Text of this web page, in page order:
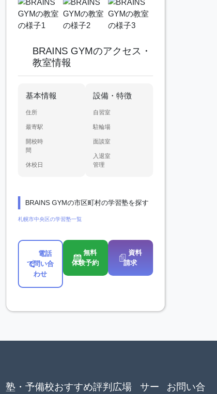
BRAINS GYMのアクセス・
教室情報
基本情報
住所
最寄駅
開校時
間
休校日
設備・特徴
自習室
駐輪場
面談室
入退室
管理
BRAINS GYMの市区町村の学習塾を探す
札幌市中央区の学習塾一覧
電話
で問い合
わせ
無料
体験予約
資料
請求
塾・予備校おすすめ評判広場 サー お問い合